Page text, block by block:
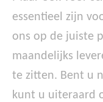
essentieel zijn
ons op de juiste
maandelijks
te zitten. Bent u
kunt u uiteraard